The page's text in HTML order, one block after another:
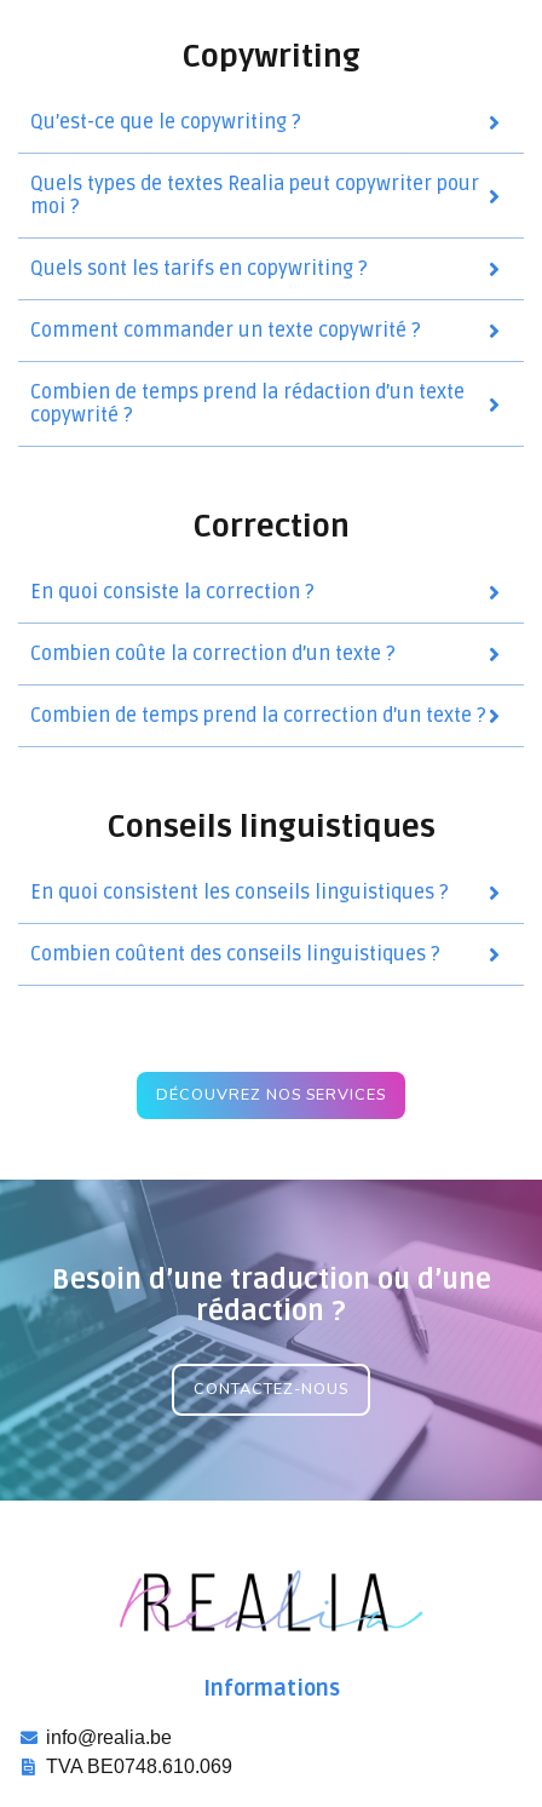
Copywriting
Qu’est-ce que le copywriting ?
Quels types de textes Realia peut copywriter pour
moi ?
Quels sont les tarifs en copywriting ?
Comment commander un texte copywrité ?
Combien de temps prend la rédaction d’un texte
copywrité ?
Correction
En quoi consiste la correction ?
Combien coûte la correction d’un texte ?
Combien de temps prend la correction d’un texte ?
Conseils linguistiques
En quoi consistent les conseils linguistiques ?
Combien coûtent des conseils linguistiques ?
DÉCOUVREZ NOS SERVICES
Besoin d’une traduction ou d’une
rédaction ?
CONTACTEZ-NOUS
Informations
info@realia.be
TVA BE0748.610.069